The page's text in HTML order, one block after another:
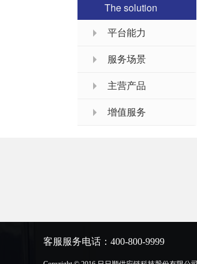
The solution
平台能力
服务场景
主营产品
增值服务
客服服务电话：400-800-9999